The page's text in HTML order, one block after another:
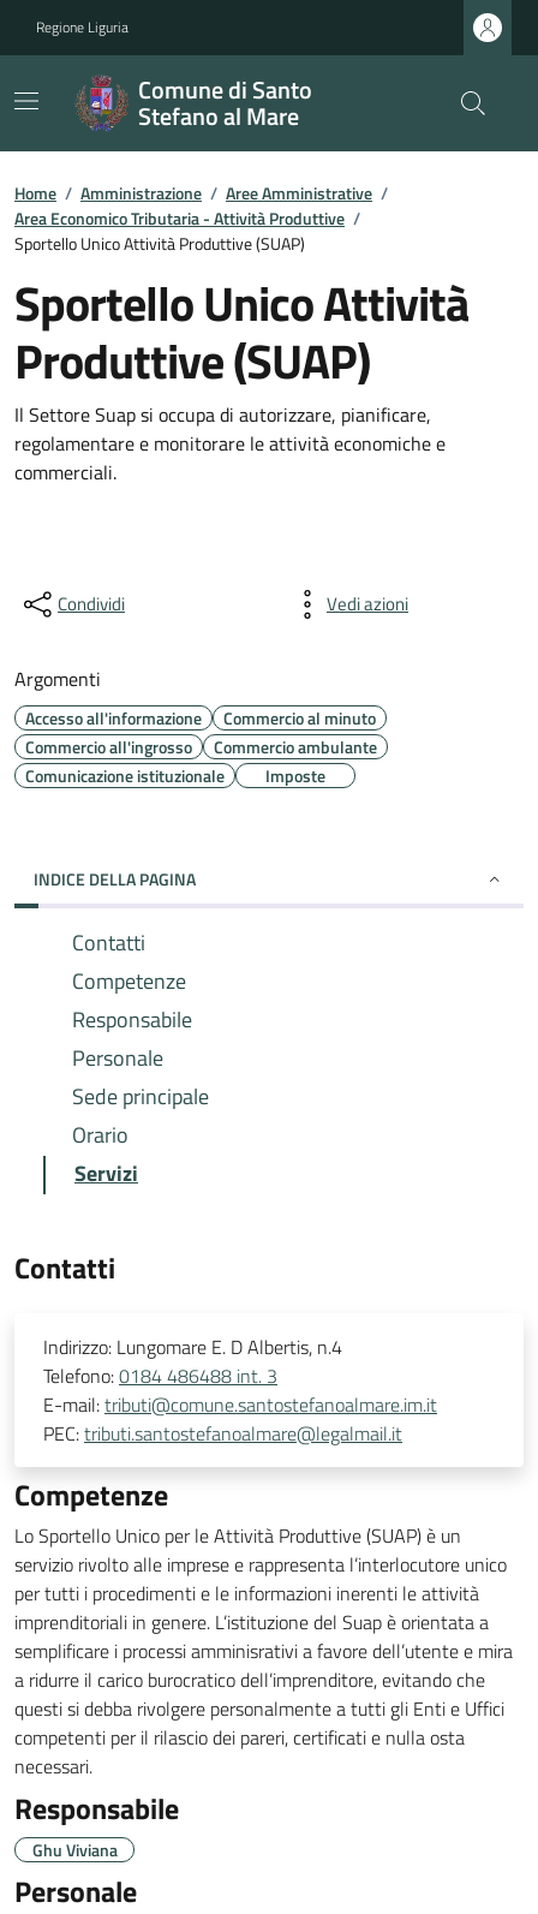
Regione Liguria
Comune di Santo
Stefano al Mare
Home / Amministrazione / Aree Amministrative /
Area Economico Tributaria - Attività Produttive /
Sportello Unico Attività Produttive (SUAP)
Sportello Unico Attività
Produttive (SUAP)
Il Settore Suap si occupa di autorizzare, pianificare,
regolamentare e monitorare le attività economiche e
commerciali.
Condividi Vedi azioni
Argomenti
Accesso all'informazione
Commercio al minuto
Commercio all'ingrosso
Commercio ambulante
Comunicazione istituzionale
Imposte
INDICE DELLA PAGINA
Contatti
Competenze
Responsabile
Personale
Sede principale
Orario
Servizi
Contatti
Indirizzo: Lungomare E. D Albertis, n.4
Telefono:0184 486488 int. 3
E-mail:tributi@comune.santostefanoalmare.im.it
PEC:tributi.santostefanoalmare@legalmail.it
Competenze
Lo Sportello Unico per le Attività Produttive (SUAP) è un
servizio rivolto alle imprese e rappresenta l’interlocutore unico
per tutti i procedimenti e le informazioni inerenti le attività
imprenditoriali in genere. L’istituzione del Suap è orientata a
semplificare i processi amminisrativi a favore dell’utente e mira
a ridurre il carico burocratico dell’imprenditore, evitando che
questi si debba rivolgere personalmente a tutti gli Enti e Uffici
competenti per il rilascio dei pareri, certificati e nulla osta
necessari.
Responsabile
Ghu Viviana
Personale